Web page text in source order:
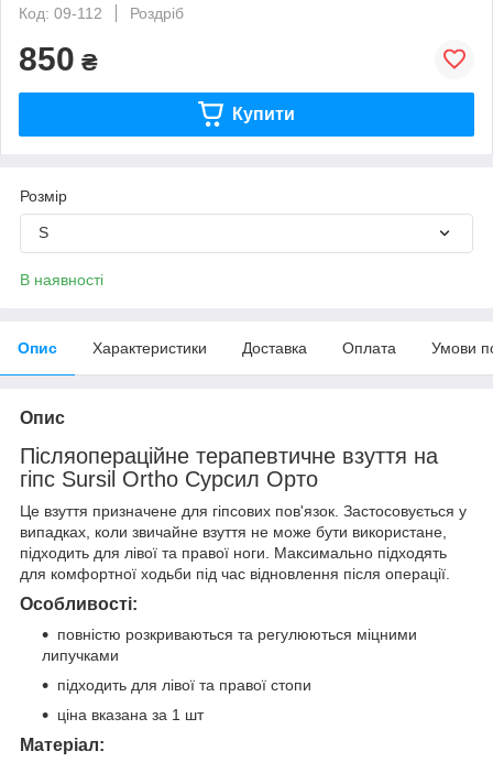
Код: 09-112
Роздріб
850 ₴
Купити
Розмір
S
В наявності
Опис Характеристики Доставка Оплата Умови
Опис
Післяопераційне терапевтичне взуття на
гіпс Sursil Ortho Сурсил Орто
Це взуття призначене для гіпсових пов'язок. Застосовується у
випадках, коли звичайне взуття не може бути використане,
підходить для лівої та правої ноги. Максимально підходять
для комфортної ходьби під час відновлення після операції.
Особливості:
повністю розкриваються та регулюються міцними
липучками
підходить для лівої та правої стопи
ціна вказана за 1 шт
Матеріал: